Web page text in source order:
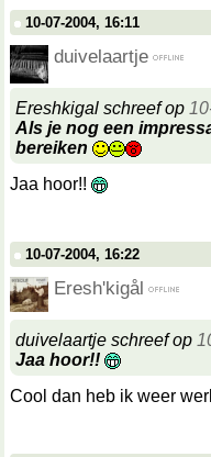
10-07-2004, 16:11
duivelaartje
Ereshkigal schreef op
Als je nog een
bereiken
Jaa hoor!!
10-07-2004, 16:22
Eresh'kigål
duivelaartje schreef op
Jaa hoor!!
Cool dan heb ik weer